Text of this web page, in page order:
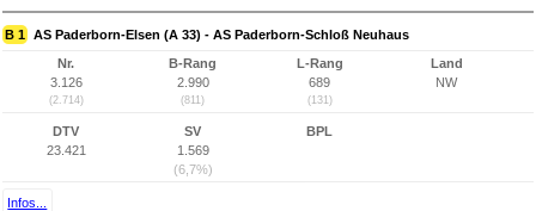
B 1 AS Paderborn-Elsen (A 33) - AS Paderborn-Schloß Neuhaus
Nr.
3.126
(2.714)
B-Rang
2.990
(811)
L-Rang
689
(131)
Land
NW
DTV
23.421
SV
1.569
(6,7%)
BPL
Infos...